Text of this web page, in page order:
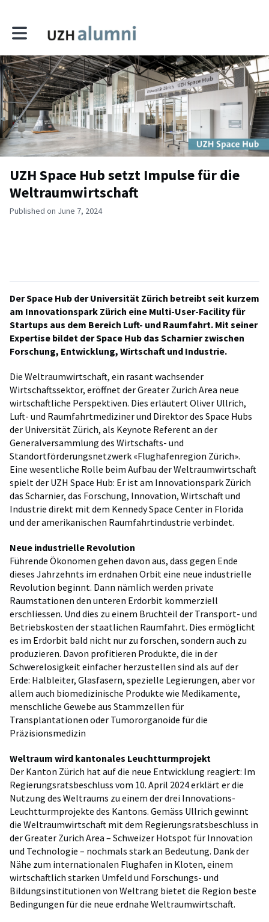
Toggle main navigation
UZH Space Hub setzt Impulse für die
Weltraumwirtschaft
Published on June 7, 2024
Der Space Hub der Universität Zürich betreibt seit kurzem
am Innovationspark Zürich eine Multi-User-Facility für
Startups aus dem Bereich Luft- und Raumfahrt. Mit seiner
Expertise bildet der Space Hub das Scharnier zwischen
Forschung, Entwicklung, Wirtschaft und Industrie.
Die Weltraumwirtschaft, ein rasant wachsender
Wirtschaftssektor, eröffnet der Greater Zurich Area neue
wirtschaftliche Perspektiven. Dies erläutert Oliver Ullrich,
Luft- und Raumfahrtmediziner und Direktor des Space Hubs
der Universität Zürich, als Keynote Referent an der
Generalversammlung des Wirtschafts- und
Standortförderungsnetzwerk «Flughafenregion Zürich».
Eine wesentliche Rolle beim Aufbau der Weltraumwirtschaft
spielt der UZH Space Hub: Er ist am Innovationspark Zürich
das Scharnier, das Forschung, Innovation, Wirtschaft und
Industrie direkt mit dem Kennedy Space Center in Florida
und der amerikanischen Raumfahrtindustrie verbindet.
Neue industrielle Revolution
Führende Ökonomen gehen davon aus, dass gegen Ende
dieses Jahrzehnts im erdnahen Orbit eine neue industrielle
Revolution beginnt. Dann nämlich werden private
Raumstationen den unteren Erdorbit kommerziell
erschliessen. Und dies zu einem Bruchteil der Transport- und
Betriebskosten der staatlichen Raumfahrt. Dies ermöglicht
es im Erdorbit bald nicht nur zu forschen, sondern auch zu
produzieren. Davon profitieren Produkte, die in der
Schwerelosigkeit einfacher herzustellen sind als auf der
Erde: Halbleiter, Glasfasern, spezielle Legierungen, aber vor
allem auch biomedizinische Produkte wie Medikamente,
menschliche Gewebe aus Stammzellen für
Transplantationen oder Tumororganoide für die
Präzisionsmedizin
Weltraum wird kantonales Leuchtturmprojekt
Der Kanton Zürich hat auf die neue Entwicklung reagiert: Im
Regierungsratsbeschluss vom 10. April 2024 erklärt er die
Nutzung des Weltraums zu einem der drei Innovations-
Leuchtturmprojekte des Kantons. Gemäss Ullrich gewinnt
die Weltraumwirtschaft mit dem Regierungsratsbeschluss in
der Greater Zurich Area – Schweizer Hotspot für Innovation
und Technologie – nochmals stark an Bedeutung. Dank der
Nähe zum internationalen Flughafen in Kloten, einem
wirtschaftlich starken Umfeld und Forschungs- und
Bildungsinstitutionen von Weltrang bietet die Region beste
Bedingungen für die neue erdnahe Weltraumwirtschaft.